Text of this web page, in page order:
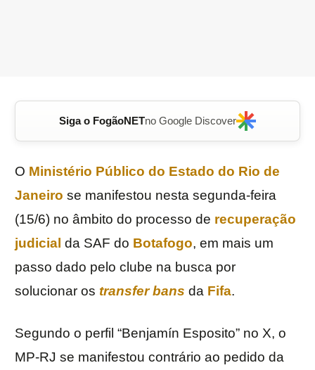
Siga o FogãoNETno Google Discover
O Ministério Público do Estado do Rio de
Janeiro se manifestou nesta segunda-feira
(15/6) no âmbito do processo de recuperação
judicial da SAF do Botafogo, em mais um
passo dado pelo clube na busca por
solucionar os transfer bans da Fifa.
Segundo o perfil “Benjamín Esposito” no X, o
MP-RJ se manifestou contrário ao pedido da